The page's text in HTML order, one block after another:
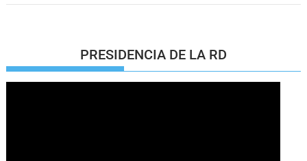
PRESIDENCIA DE LA RD